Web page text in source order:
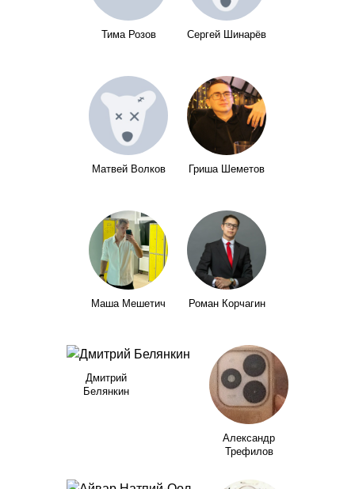
Тима Розов Сергей Шинарёв
Матвей Волков Гриша Шеметов
Маша Мешетич Роман Корчагин
Дмитрий
Белянкин
Александр
Трефилов